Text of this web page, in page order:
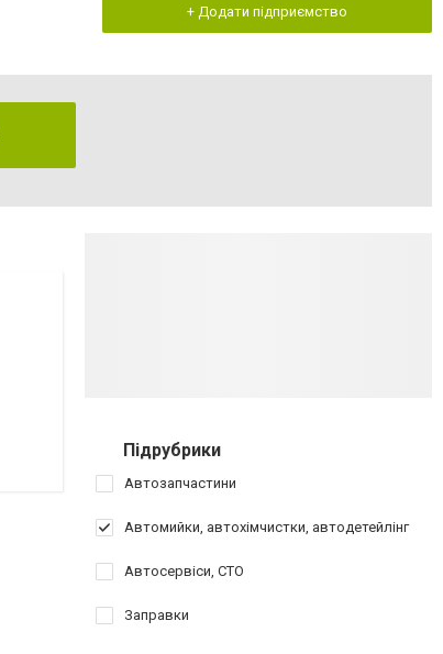
+ Додати підприємство
Підрубрики
Автозапчастини
Автомийки, автохімчистки, автодетейлінг
Автосервіси, СТО
Заправки